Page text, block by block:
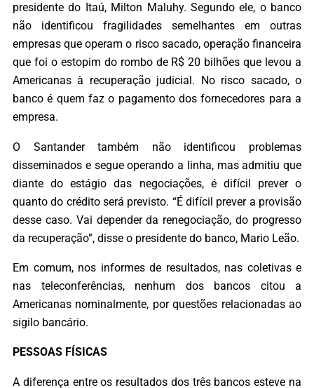
presidente do Itaú, Milton Maluhy. Segundo ele, o banco
não identificou fragilidades semelhantes em outras
empresas que operam o risco sacado, operação financeira
que foi o estopim do rombo de R$ 20 bilhões que levou a
Americanas à recuperação judicial. No risco sacado, o
banco é quem faz o pagamento dos fornecedores para a
empresa.
O Santander também não identificou problemas
disseminados e segue operando a linha, mas admitiu que
diante do estágio das negociações, é difícil prever o
quanto do crédito será previsto. “É difícil prever a provisão
desse caso. Vai depender da renegociação, do progresso
da recuperação”, disse o presidente do banco, Mario Leão.
Em comum, nos informes de resultados, nas coletivas e
nas teleconferências, nenhum dos bancos citou a
Americanas nominalmente, por questões relacionadas ao
sigilo bancário.
PESSOAS FÍSICAS
A diferença entre os resultados dos três bancos esteve na